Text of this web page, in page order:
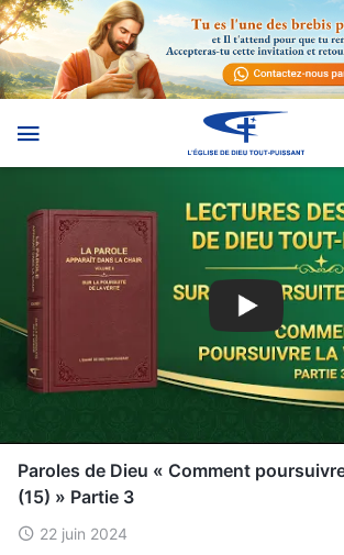
Paroles de Dieu « Comment
(15) » Partie 3
22 juin 2024